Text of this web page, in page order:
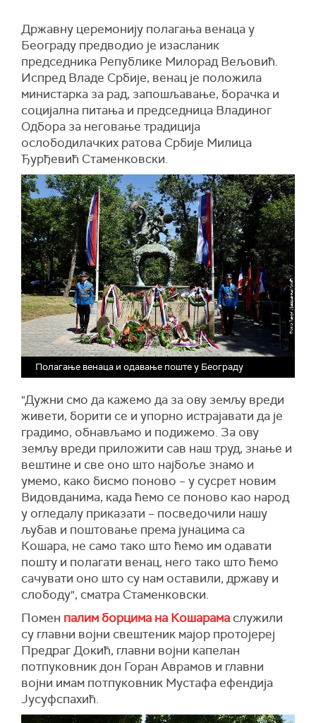
Државну церемонију полагања венаца у
Београду предводио је изасланик
председника Републике Милорад Вељовић.
Испред Владе Србије, венац је положила
министарка за рад, запошљавање, борачка и
социјална питања и председница Владиног
Одбора за неговање традиција
ослободилачких ратова Србије Милица
Ђурђевић Стаменковски.
Полагање венаца и одавање поште у Београду
"Дужни смо да кажемо да за ову земљу вреди
живети, борити се и упорно истрајавати да је
градимо, обнављамо и подижемо. За ову
земљу вреди приложити сав наш труд, знање и
вештине и све оно што најбоље знамо и
умемо, како бисмо поново – у сусрет новим
Видовданима, када ћемо се поново као народ
у огледалу приказати – посведочили нашу
љубав и поштовање према јунацима са
Кошара, не само тако што ћемо им одавати
пошту и полагати венац, него тако што ћемо
сачувати оно што су нам оставили, државу и
слободу", сматра Стаменковски.
Помен палим борцима на Кошарама служили
су главни војни свештеник мајор протојереј
Предраг Докић, главни војни капелан
потпуковник дон Горан Аврамов и главни
војни имам потпуковник Мустафа ефендија
Јусуфспахић.